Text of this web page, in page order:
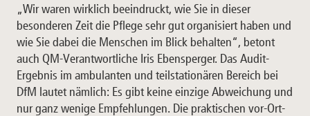
„Wir waren wirklich beeindruckt, wie Sie in dieser
besonderen Zeit die Pflege sehr gut organisiert haben und
wie Sie dabei die Menschen im Blick behalten“, betont
auch QM-Verantwortliche Iris Ebensperger. Das Audit-
Ergebnis im ambulanten und teilstationären Bereich bei
DfM lautet nämlich: Es gibt keine einzige Abweichung und
nur ganz wenige Empfehlungen. Die praktischen vor-Ort-